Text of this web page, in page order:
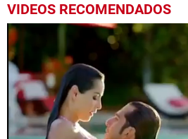
VIDEOS RECOMENDADOS